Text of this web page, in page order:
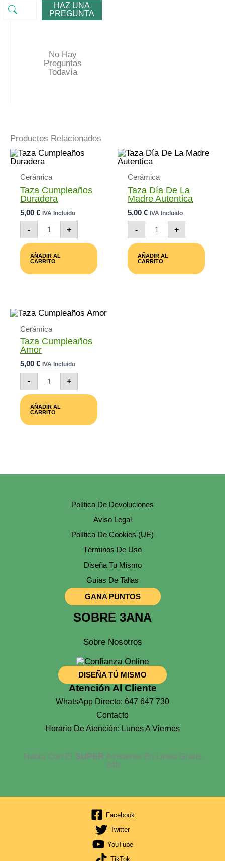
HAZ UNA
PREGUNTA
No Hay
Preguntas
Todavía
Productos Relacionados
Cerámica
Taza Cumpleaños
Duradera
5,00€ IVA Incluido
-
Taza
Cumpleaños
Duradera
+
AÑADIR AL
CARRITO
Cerámica
Taza Día De La
Madre Autentica
5,00€ IVA Incluido
-
Taza
Día
De
Madre
Cantidad
+
AÑADIR AL
CARRITO
Cerámica
Taza Cumpleaños
Amor
5,00€ IVA Incluido
-
Taza
Cumpleaños
Amor
+
AÑADIR AL
CARRITO
Política De Devoluciones
Aviso Legal
Política De Cookies (UE)
Términos De Uso
Diseña Tu Mismo
Guías De Tallas
GANA PUNTOS
SOBRE 3ANA
Sobre Nosotros
DISEÑA TÚ MISMO
Atención Al Cliente
WhatsApp Directo: 647 647 730
Contacto
Horario De Atención: Lunes A Viernes
Habla Con El SUPERAsistente En Linea Gratis
24h
Facebook
Twitter
YouTube
TikTok